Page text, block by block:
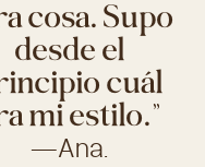
cosa. Supo
desde elcuál
mi estilo.”
—Ana.